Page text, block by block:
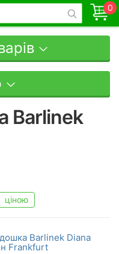
0
Barlinek
ціною
Barlinek Diana
Frankfurt